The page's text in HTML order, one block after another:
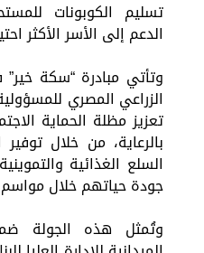
تسليم الكوبونات
الدعم إلى الأسر الأكثر
وتأتي مبادرة “سكة خير”
الزراعي المصري
تعزيز مظلة الحماية
بالرعاية، من خلال
السلع الغذائية
جودة حياتهم خلال مواسم
وتُمثل هذه الجولة